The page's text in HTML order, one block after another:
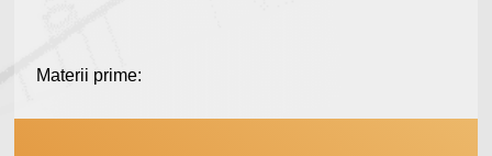
Materii prime: